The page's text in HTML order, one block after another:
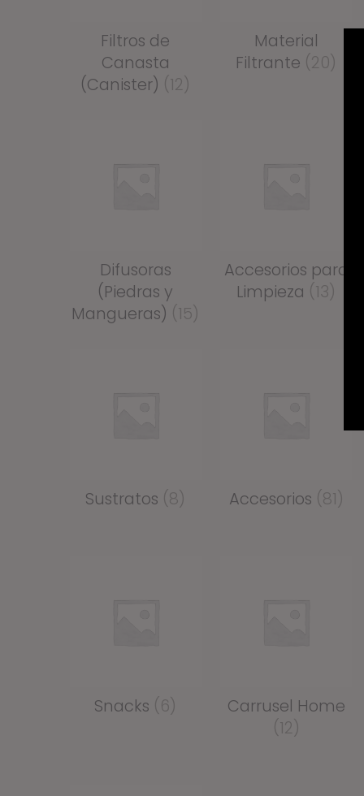
Filtros de
Canasta
(Canister) (12)
Material
Filtrante (20)
Difusoras
(Piedras y
Mangueras) (15)
Accesorios para
Limpieza (13)
Sustratos (8) Accesorios (81)
Snacks (6)
Carrusel Home
(12)